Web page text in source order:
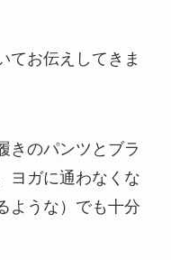
てお伝えしてきま
きのパンツとブラ
ヨガに通わなくな
ような）でも十分